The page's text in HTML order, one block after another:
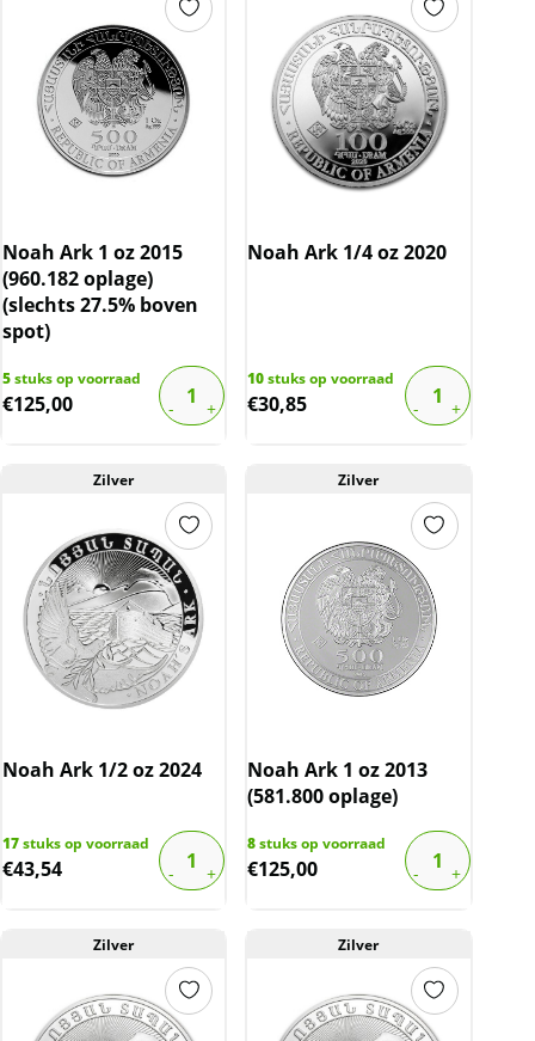
Noah Ark 1 oz 2015
(960.182 oplage)
(slechts 27.5% boven
spot)
5stuks op voorraad
€125,00
Noah Ark 1/4 oz 2020
10stuks op voorraad
€30,85
Zilver
Noah Ark 1/2 oz 2024
17stuks op voorraad
€43,54
Zilver
Noah Ark 1 oz 2013
(581.800 oplage)
8stuks op voorraad
€125,00
Zilver Zilver